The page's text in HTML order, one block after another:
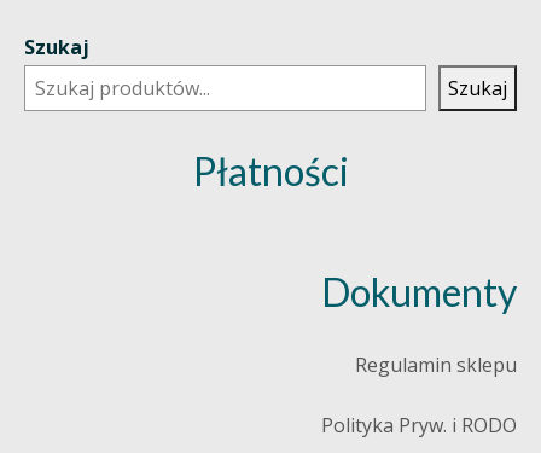
Szukaj
Szukaj
Płatności
Dokumenty
Regulamin sklepu
Polityka Pryw. i RODO